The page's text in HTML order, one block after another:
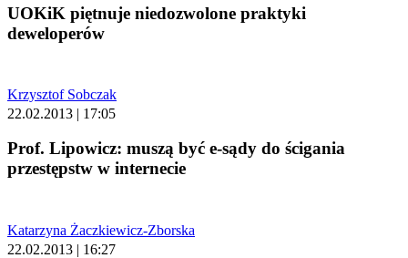
UOKiK piętnuje niedozwolone praktyki
deweloperów
Krzysztof Sobczak
22.02.2013 | 17:05
Prof. Lipowicz: muszą być e-sądy do ścigania
przestępstw w internecie
Katarzyna Żaczkiewicz-Zborska
22.02.2013 | 16:27